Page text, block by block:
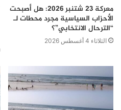
معركة 23 شتنبر 2026: هل أصبحت
الأحزاب السياسية مجرد محطات لـ
“الترحال الانتخابي”؟
الثلاثاء 4 أغسطس 2026